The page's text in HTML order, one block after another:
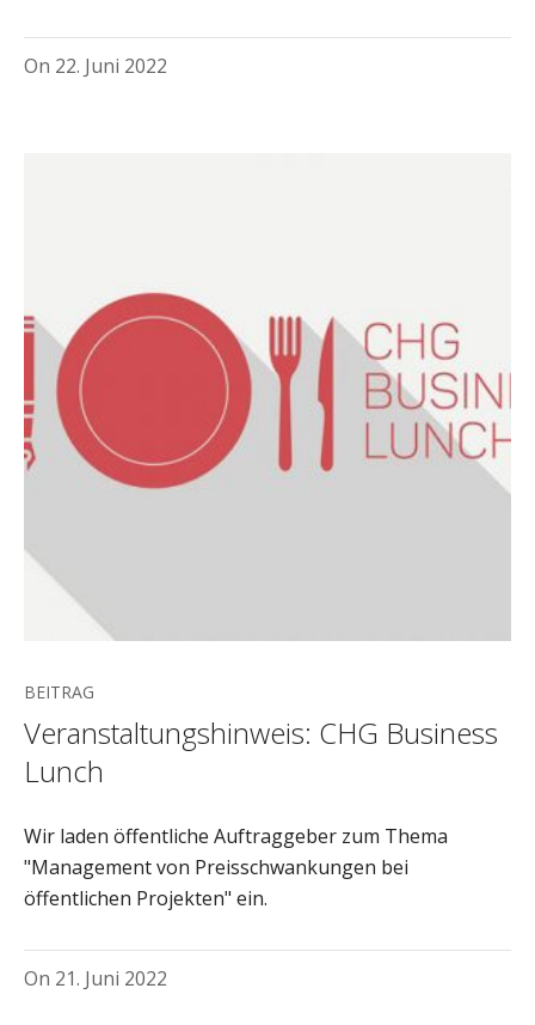
On 22. Juni 2022
BEITRAG
Veranstaltungshinweis: CHG Business
Lunch
Wir laden öffentliche Auftraggeber zum Thema
"Management von Preisschwankungen bei
öffentlichen Projekten" ein.
On 21. Juni 2022